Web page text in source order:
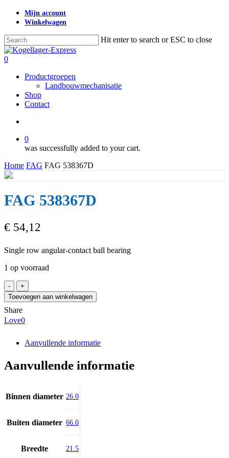
Skip
content
Mijn account
Winkelwagen
Hit enter to search or ESC to close
Close
Search
search
0
Productgroepen
Landbouwmechanisatie
Shop
Contact
0
was successfully added to your cart.
Home FAG FAG 538367D
FAG 538367D
€ 54,12
Single row angular-contact ball bearing
1 op voorraad
FAG
538367D
aantal
Toevoegen aan winkelwagen
Share
Love0
Aanvullende informatie
Aanvullende informatie
Binnen diameter 26.0
Buiten diameter 66.0
Breedte 21.5